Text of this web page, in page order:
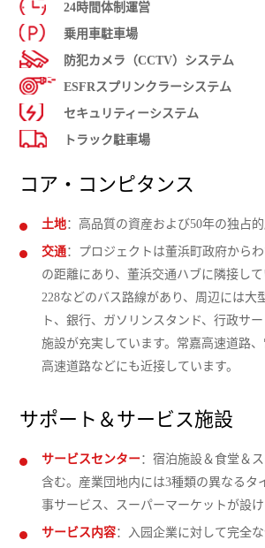
24時間体制運営
乗用車駐車場
防犯カメラ（CCTV）システム
ESFRスプリンクラーシステム
セキュリティーシステム
トラック駐車場
コア・コンピタンス
土地：高品質の資産および50年の独占
交通：プロジェクトは董浜町政府から
の距離にあり、董浜交通ハブに隣接して
228などのバス路線があり、周辺には大
ト、銀行、ガソリンスタンド、行政サ
施設が充実しています。常嘉高速道路
高速道路などにも近接しています。
サポート＆サービス施設
サービスセンター：宿泊施設＆食堂＆
含む。産業団地内には3種類の異なるタ
事サービス、スーパーマーケットが設け
サービス内容：入园企業に対して完全